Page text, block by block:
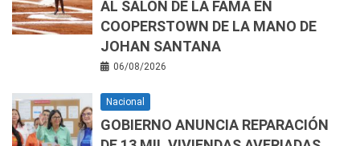
AL SALÓN DE LA FAMA EN
COOPERSTOWN DE LA MANO DE
JOHAN SANTANA
06/08/2026
Nacional
GOBIERNO ANUNCIA REPARACIÓN